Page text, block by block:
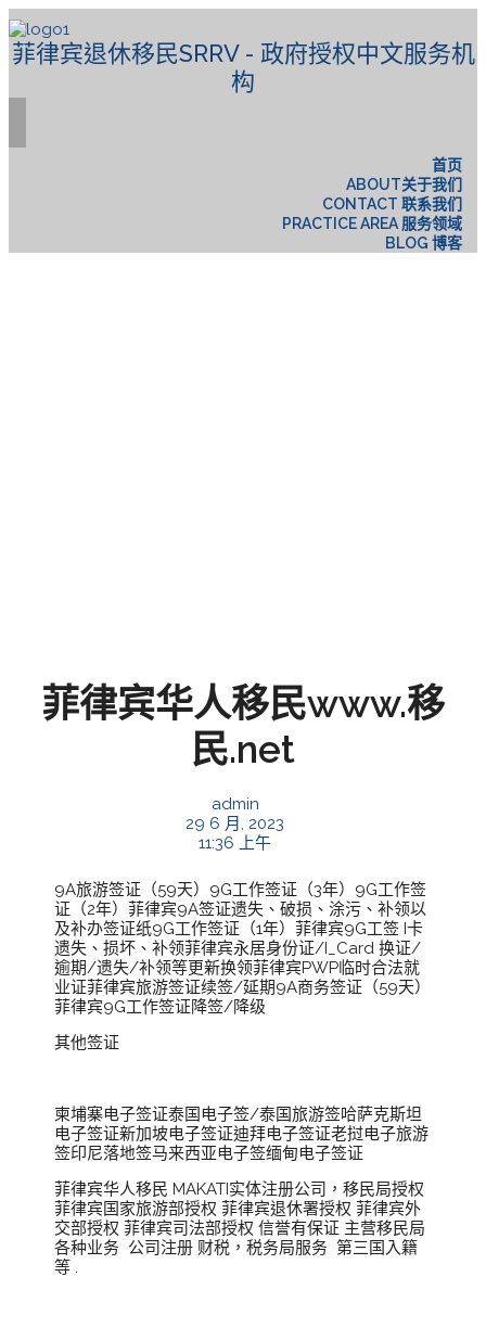
菲律宾退休移民SRRV - 政府授权中文服务机
构
首页
ABOUT关于我们
CONTACT 联系我们
PRACTICE AREA 服务领域
BLOG 博客
菲律宾华人移民www.移
民.net
admin
29 6 月, 2023
11:36 上午
9A旅游签证（59天）9G工作签证（3年）9G工作签
证（2年）菲律宾9A签证遗失、破损、涂污、补领以
及补办签证纸9G工作签证（1年）菲律宾9G工签 I卡
遗失、损坏、补领菲律宾永居身份证/I_Card 换证/
逾期/遗失/补领等更新换领菲律宾PWP临时合法就
业证菲律宾旅游签证续签/延期9A商务签证（59天）
菲律宾9G工作签证降签/降级
其他签证
柬埔寨电子签证泰国电子签/泰国旅游签哈萨克斯坦
电子签证新加坡电子签证迪拜电子签证老挝电子旅游
签印尼落地签马来西亚电子签缅甸电子签证
菲律宾华人移民 MAKATI实体注册公司，移民局授权
菲律宾国家旅游部授权 菲律宾退休署授权 菲律宾外
交部授权 菲律宾司法部授权 信誉有保证 主营移民局
各种业务 公司注册 财税，税务局服务 第三国入籍
等 .